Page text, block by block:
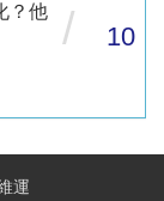
？他
/ 10
運